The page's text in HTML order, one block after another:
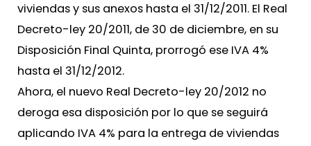
viviendas y sus anexos hasta el 31/12/2011. El Real
Decreto-ley 20/2011, de 30 de diciembre, en su
Disposición Final Quinta, prorrogó ese IVA 4%
hasta el 31/12/2012.
Ahora, el nuevo Real Decreto-ley 20/2012 no
deroga esa disposición por lo que se seguirá
aplicando IVA 4% para la entrega de viviendas